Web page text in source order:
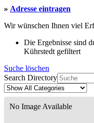
» Adresse eintragen
Wir wünschen Ihnen viel
Die Ergebnisse sind
Kührstedt gefiltert
Suche löschen
Search Directory
No Image Available